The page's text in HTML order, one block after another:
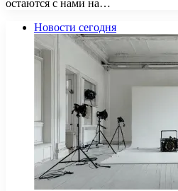
остаются с нами на…
Новости сегодня